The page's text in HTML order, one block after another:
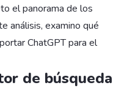
el panorama de los
análisis, examino qué
ChatGPT para el
de búsqueda